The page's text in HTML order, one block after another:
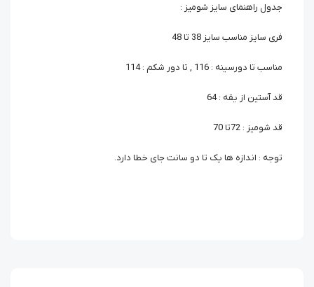
جدول راهنمای سایز شومیز :
فری سایز مناسب سایز 38 تا 48
مناسب تا دورسینه : 116 , تا دور شکم : 114
قد آستین از یقه : 64
قد شومیز : 72تا 70
توجه : اندازه ها یک تا دو سانت جای خطا دارد.